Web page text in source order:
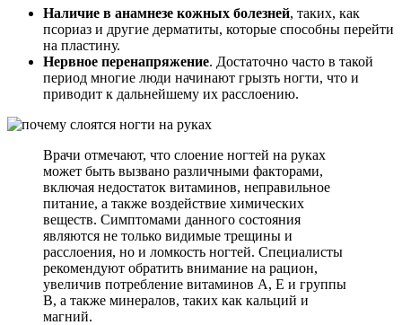
Наличие в анамнезе кожных болезней, таких, как
псориаз и другие дерматиты, которые способны перейти
на пластину.
Нервное перенапряжение. Достаточно часто в такой
период многие люди начинают грызть ногти, что и
приводит к дальнейшему их расслоению.
Врачи отмечают, что слоение ногтей на руках
может быть вызвано различными факторами,
включая недостаток витаминов, неправильное
питание, а также воздействие химических
веществ. Симптомами данного состояния
являются не только видимые трещины и
расслоения, но и ломкость ногтей. Специалисты
рекомендуют обратить внимание на рацион,
увеличив потребление витаминов A, E и группы
B, а также минералов, таких как кальций и
магний.